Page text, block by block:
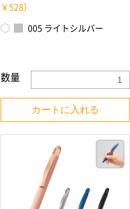
￥528）
005 ライトシルバー
数量
カートに入れる